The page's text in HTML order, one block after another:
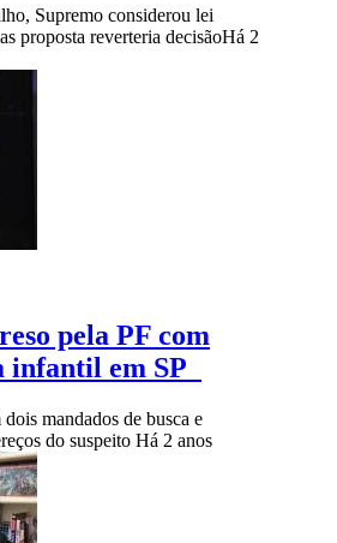
Supremo considerou lei
proposta reverteria decisãoHá 2
pela PF com
infantil em SP
mandados de busca e
do suspeito Há 2 anos